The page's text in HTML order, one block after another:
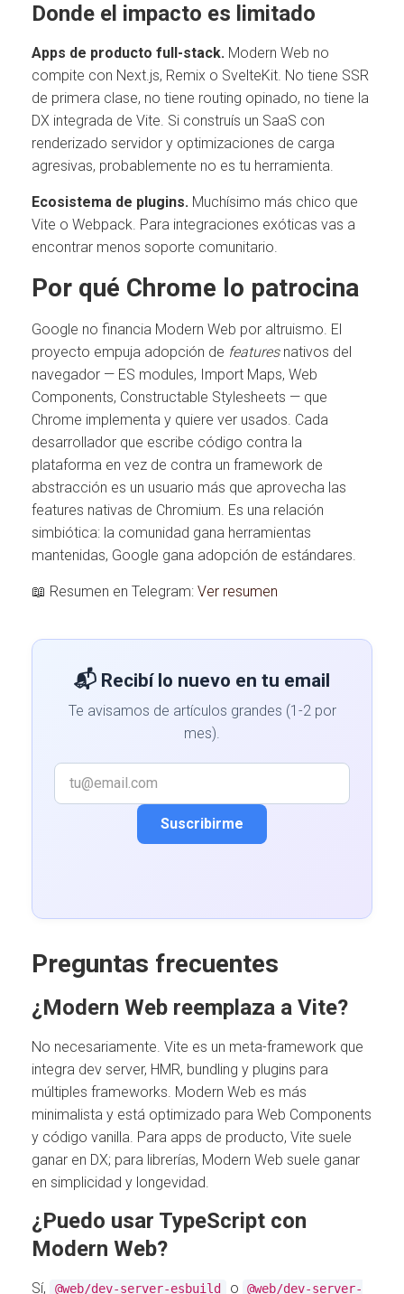
Donde el impacto es limitado
Apps de producto full-stack. Modern Web no
compite con Next.js, Remix o SvelteKit. No tiene SSR
de primera clase, no tiene routing opinado, no tiene la
DX integrada de Vite. Si construís un SaaS con
renderizado servidor y optimizaciones de carga
agresivas, probablemente no es tu herramienta.
Ecosistema de plugins. Muchísimo más chico que
Vite o Webpack. Para integraciones exóticas vas a
encontrar menos soporte comunitario.
Por qué Chrome lo patrocina
Google no financia Modern Web por altruismo. El
proyecto empuja adopción de featuresnativos del
navegador — ES modules, Import Maps, Web
Components, Constructable Stylesheets — que
Chrome implementa y quiere ver usados. Cada
desarrollador que escribe código contra la
plataforma en vez de contra un framework de
abstracción es un usuario más que aprovecha las
features nativas de Chromium. Es una relación
simbiótica: la comunidad gana herramientas
mantenidas, Google gana adopción de estándares.
📖 Resumen en Telegram: Ver resumen
📬 Recibí lo nuevo en tu email
Te avisamos de artículos grandes (1-2 por
mes).
Suscribirme
Preguntas frecuentes
¿Modern Web reemplaza a Vite?
No necesariamente. Vite es un meta-framework que
integra dev server, HMR, bundling y plugins para
múltiples frameworks. Modern Web es más
minimalista y está optimizado para Web Components
y código vanilla. Para apps de producto, Vite suele
ganar en DX; para librerías, Modern Web suele ganar
en simplicidad y longevidad.
¿Puedo usar TypeScript con
Modern Web?
Sí, @web/dev-server-esbuild o @web/dev-server-